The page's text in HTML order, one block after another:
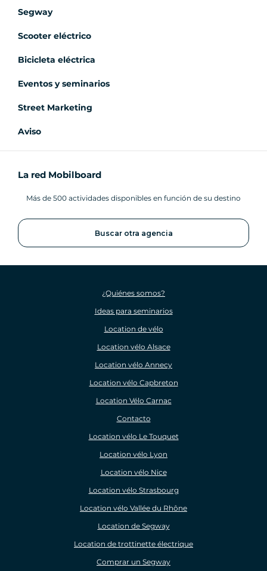
Segway
Scooter eléctrico
Bicicleta eléctrica
Eventos y seminarios
Street Marketing
Aviso
La red Mobilboard
Más de 500 actividades disponibles en función de su destino
Buscar otra agencia
¿Quiénes somos?
Ideas para seminarios
Location de vélo
Location vélo Alsace
Location vélo Annecy
Location vélo Capbreton
Location Vélo Carnac
Contacto
Location vélo Le Touquet
Location vélo Lyon
Location vélo Nice
Location vélo Strasbourg
Location vélo Vallée du Rhône
Location de Segway
Location de trottinette électrique
Comprar un Segway